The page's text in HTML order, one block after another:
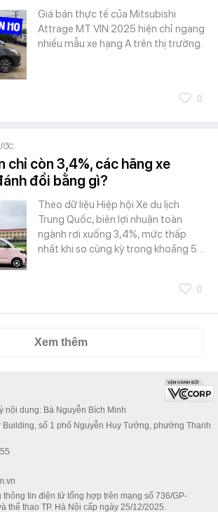
Giá bán thực tế của Mitsubishi
Attrage MT VIN 2025 hiện chỉ ngang
nhiều mẫu xe hạng A trên thị trường.
0
chỉ còn 3,4%, các hãng xe
đổi bằng gì?
Theo dữ liệu Hiệp hội Xe du lịch
Trung Quốc, biên lợi nhuận toàn
ngành rơi xuống 3,4%, mức thấp
nhất khi so cùng kỳ trong khoảng 5…
0
Xem thêm
nội dung: Bà Nguyễn Bích Minh
Building, số 1 phố Nguyễn Huy Tưởng, phường Thanh
thông tin điện tử tổng hợp trên mạng số 736/GP-
thể thao TP. Hà Nội cấp ngày 25/12/2025.